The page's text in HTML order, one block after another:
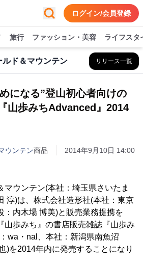
ログイン/会員登録
旅行 ファッション・美容 ライフスタ
ド＆マウンテン リリース一覧
になる”登山初心者向けの
山歩みちAdvanced』2014
ウンテン商品 2014年9月10日 14:00
マウンテン(本社：埼玉県さいたま
淳)は、株式会社造形社(本社：東京
：内木場 博美)と販売業務提携を
山歩みち』の書店販売雑誌『山歩み
wa・nal、本社：新潟県南魚沼
)を2014年内に発売することになり